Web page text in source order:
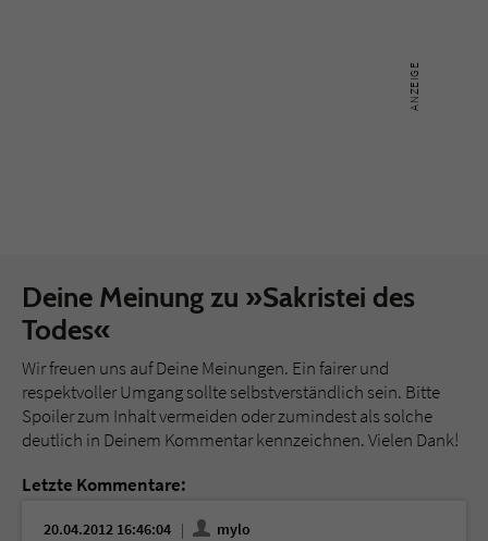
Deine Meinung zu »Sakristei des
Todes«
Wir freuen uns auf Deine Meinungen. Ein fairer und
respektvoller Umgang sollte selbstverständlich sein. Bitte
Spoiler zum Inhalt vermeiden oder zumindest als solche
deutlich in Deinem Kommentar kennzeichnen. Vielen Dank!
Letzte Kommentare:
20.04.2012 16:46:04
mylo